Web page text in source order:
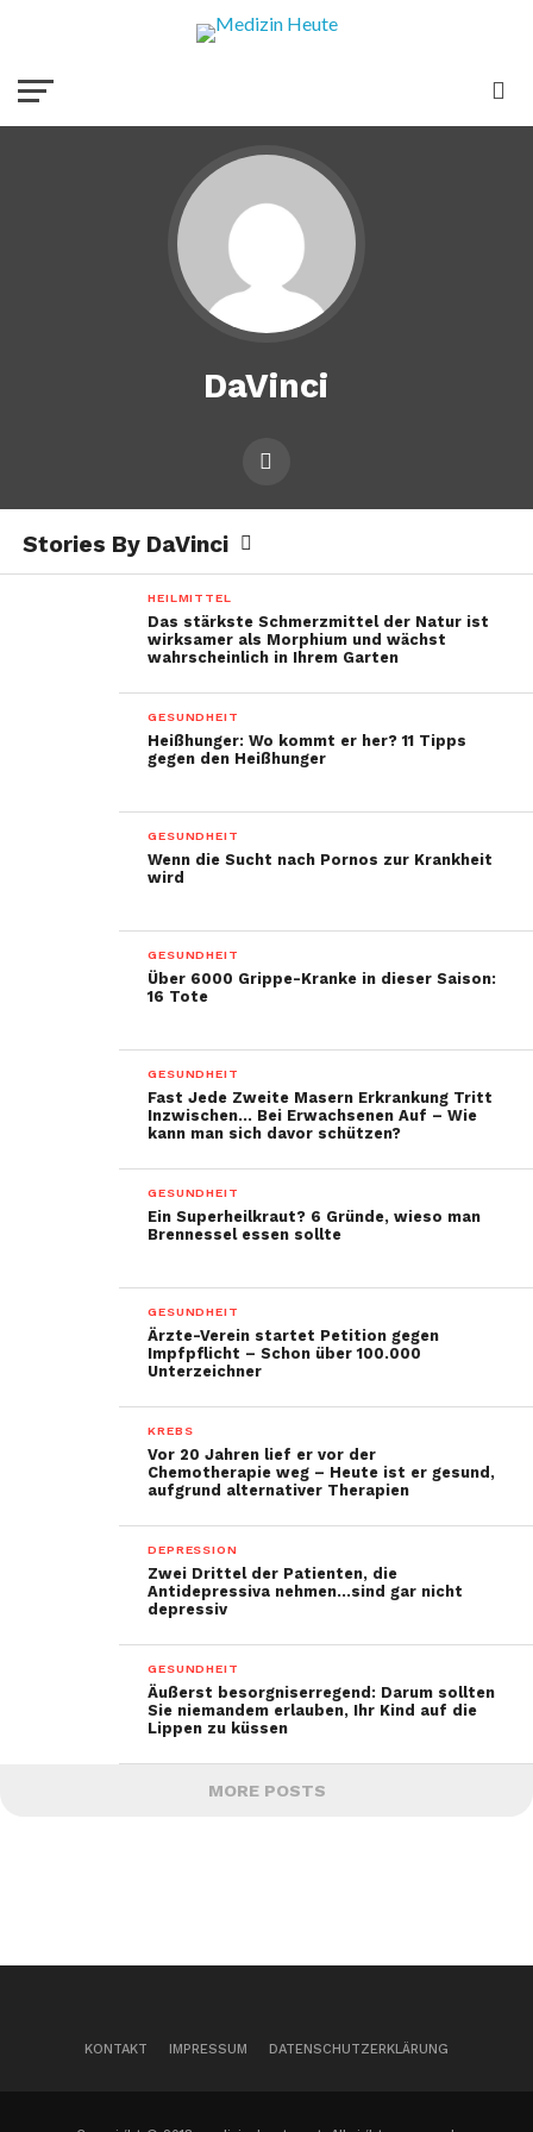
DaVinci
Stories By DaVinci
HEILMITTEL
Das stärkste Schmerzmittel der Natur ist
wirksamer als Morphium und wächst
wahrscheinlich in Ihrem Garten
GESUNDHEIT
Heißhunger: Wo kommt er her? 11 Tipps
gegen den Heißhunger
GESUNDHEIT
Wenn die Sucht nach Pornos zur Krankheit
wird
GESUNDHEIT
Über 6000 Grippe-Kranke in dieser Saison:
16 Tote
GESUNDHEIT
Fast Jede Zweite Masern Erkrankung Tritt
Inzwischen… Bei Erwachsenen Auf – Wie
kann man sich davor schützen?
GESUNDHEIT
Ein Superheilkraut? 6 Gründe, wieso man
Brennessel essen sollte
GESUNDHEIT
Ärzte-Verein startet Petition gegen
Impfpflicht – Schon über 100.000
Unterzeichner
KREBS
Vor 20 Jahren lief er vor der
Chemotherapie weg – Heute ist er gesund,
aufgrund alternativer Therapien
DEPRESSION
Zwei Drittel der Patienten, die
Antidepressiva nehmen…sind gar nicht
depressiv
GESUNDHEIT
Äußerst besorgniserregend: Darum sollten
Sie niemandem erlauben, Ihr Kind auf die
Lippen zu küssen
MORE POSTS
KONTAKT IMPRESSUM DATENSCHUTZERKLÄRUNG